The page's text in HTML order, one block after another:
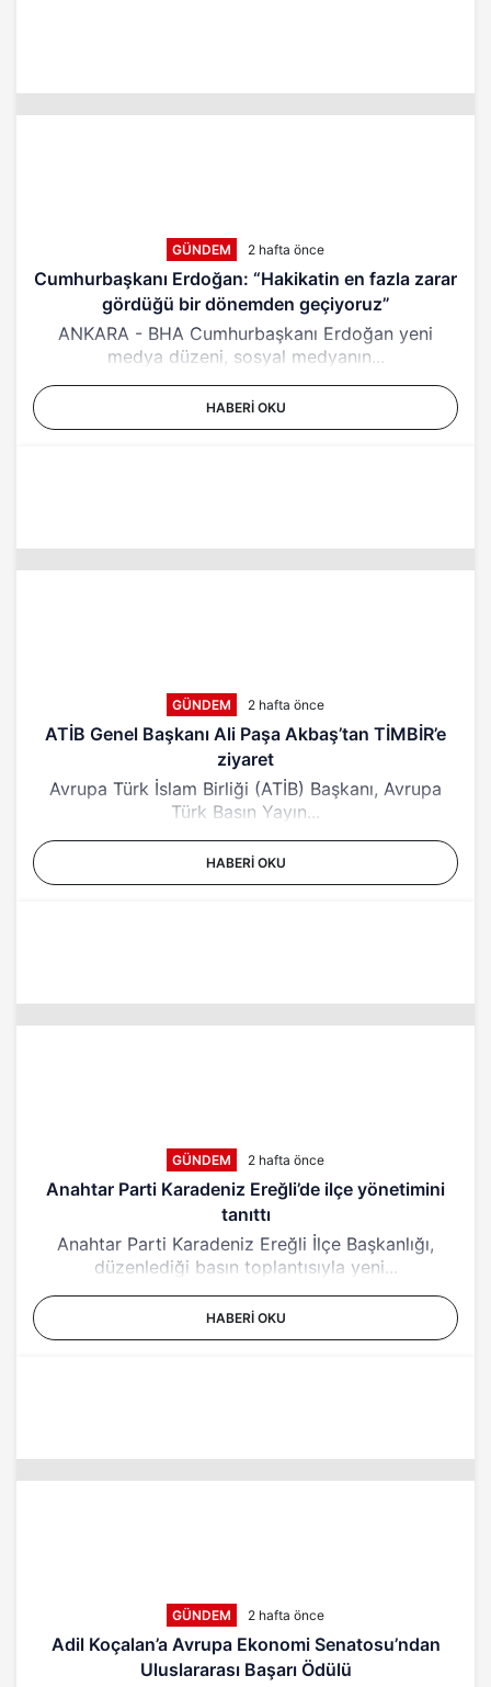
GÜNDEM 2 hafta önce
Cumhurbaşkanı Erdoğan: “Hakikatin en fazla zarar
gördüğü bir dönemden geçiyoruz”
ANKARA - BHA Cumhurbaşkanı Erdoğan yeni
medya düzeni, sosyal medyanın...
HABERI OKU
GÜNDEM 2 hafta önce
ATİB Genel Başkanı Ali Paşa Akbaş’tan TİMBİR’e
ziyaret
Avrupa Türk İslam Birliği (ATİB) Başkanı, Avrupa
Türk Basın Yayın...
HABERI OKU
GÜNDEM 2 hafta önce
Anahtar Parti Karadeniz Ereğli’de ilçe yönetimini
tanıttı
Anahtar Parti Karadeniz Ereğli İlçe Başkanlığı,
düzenlediği basın toplantısıyla yeni...
HABERI OKU
GÜNDEM 2 hafta önce
Adil Koçalan’a Avrupa Ekonomi Senatosu’ndan
Uluslararası Başarı Ödülü